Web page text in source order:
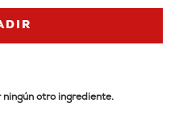
otro ingrediente.